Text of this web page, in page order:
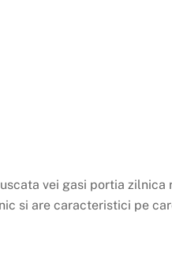
vei gasi portia zilnica
si are caracteristici pe